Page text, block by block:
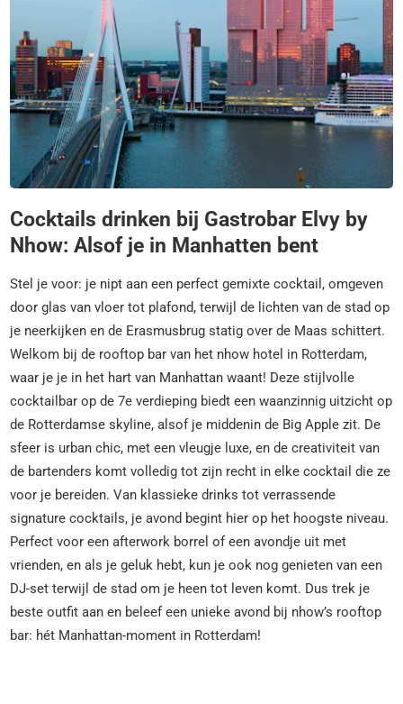
Cocktails drinken bij Gastrobar Elvy by
Nhow: Alsof je in Manhatten bent
Stel je voor: je nipt aan een perfect gemixte cocktail, omgeven
door glas van vloer tot plafond, terwijl de lichten van de stad op
je neerkijken en de Erasmusbrug statig over de Maas schittert.
Welkom bij de rooftop bar van het nhow hotel in Rotterdam,
waar je je in het hart van Manhattan waant! Deze stijlvolle
cocktailbar op de 7e verdieping biedt een waanzinnig uitzicht op
de Rotterdamse skyline, alsof je middenin de Big Apple zit. De
sfeer is urban chic, met een vleugje luxe, en de creativiteit van
de bartenders komt volledig tot zijn recht in elke cocktail die ze
voor je bereiden. Van klassieke drinks tot verrassende
signature cocktails, je avond begint hier op het hoogste niveau.
Perfect voor een afterwork borrel of een avondje uit met
vrienden, en als je geluk hebt, kun je ook nog genieten van een
DJ-set terwijl de stad om je heen tot leven komt. Dus trek je
beste outfit aan en beleef een unieke avond bij nhow’s rooftop
bar: hét Manhattan-moment in Rotterdam!